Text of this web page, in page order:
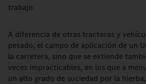
trabajo.
A diferencia de otras tractoras y
pesado, el campo de aplicación de un
la carretera, sino que se extiende
veces impracticables, en los que a
un alto grado de suciedad por la